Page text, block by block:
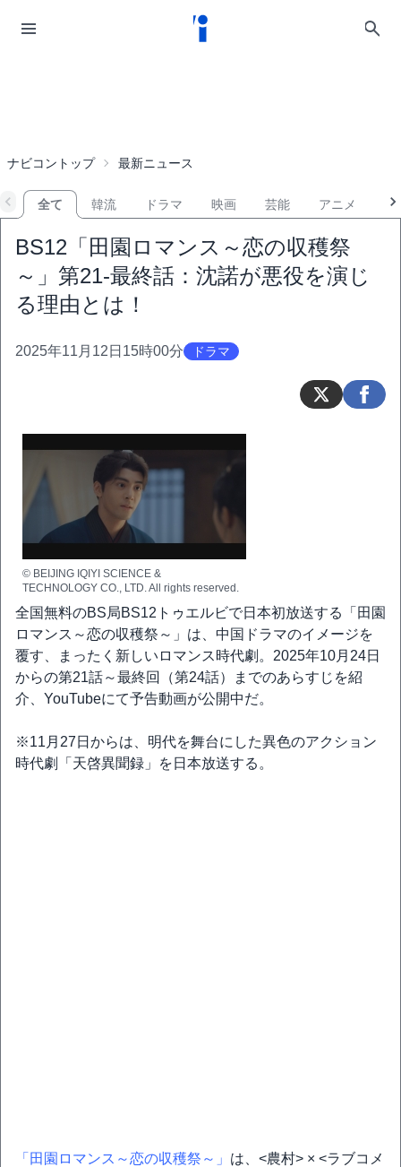
ナビコントップ 最新ニュース
全て 韓流 ドラマ 映画 芸能 アニメ
BS12「田園ロマンス～恋の収穫祭
～」第21-最終話：沈諾が悪役を演じ
る理由とは！
2025年11月12日15時00分 ドラマ
© BEIJING IQIYI SCIENCE &
TECHNOLOGY CO., LTD. All rights reserved.
全国無料のBS局BS12トゥエルビで日本初放送する「田園
ロマンス～恋の収穫祭～」は、中国ドラマのイメージを
覆す、まったく新しいロマンス時代劇。2025年10月24日
からの第21話～最終回（第24話）までのあらすじを紹
介、YouTubeにて予告動画が公開中だ。
※11月27日からは、明代を舞台にした異色のアクション
時代劇「天啓異聞録」を日本放送する。
「田園ロマンス～恋の収穫祭～」 は、<農村> × <ラブコメ